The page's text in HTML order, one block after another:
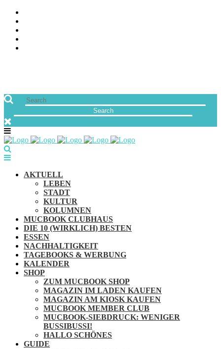
AKTUELL
LEBEN
STADT
KULTUR
KOLUMNEN
MUCBOOK CLUBHAUS
DIE 10 (WIRKLICH) BESTEN
ESSEN
NACHHALTIGKEIT
TAGEBOOKS & WERBUNG
KALENDER
SHOP
ZUM MUCBOOK SHOP
MAGAZIN IM LADEN KAUFEN
MAGAZIN AM KIOSK KAUFEN
MUCBOOK MEMBER CLUB
MUCBOOK-SIEBDRUCK: WENIGER
BUSSIBUSSI!
HALLO SCHÖNES
GUIDE